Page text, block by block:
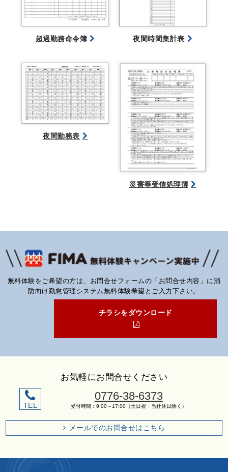
超過勤務命令簿 夜間時間集計表
夜間勤務表
災害等受信処理簿
無料体験をご希望の方は、お問合せフォームの「お問合せ内容」に消
防向け勤怠管理システム無料体験希望とご入力下さい。
チラシをダウンロード
お気軽にお問合せください
TEL
0776-38-6373
受付時間：9:00～17:00（土日祝・当社休日除く）
メールでのお問合せはこちら